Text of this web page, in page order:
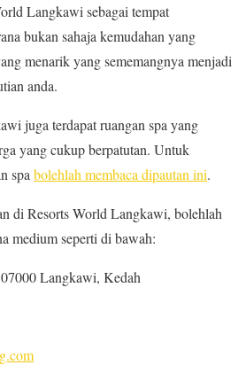
Langkawi sebagai tempat
bukan sahaja kemudahan yang
menarik yang sememangnya menjadi
anda.
juga terdapat ruangan spa yang
yang cukup berpatutan. Untuk
spa bolehlah membaca dipautan ini.
di Resorts World Langkawi, bolehlah
medium seperti di bawah:
Langkawi, Kedah